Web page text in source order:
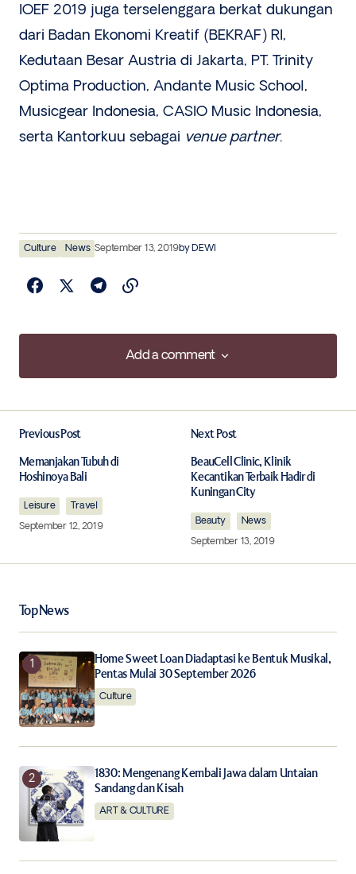
IOEF 2019 juga terselenggara berkat dukungan
dari Badan Ekonomi Kreatif (BEKRAF) RI,
Kedutaan Besar Austria di Jakarta, PT. Trinity
Optima Production, Andante Music School,
Musicgear Indonesia, CASIO Music Indonesia,
serta Kantorkuu sebagai venue partner.
Culture News September 13, 2019byDEWI
Add a comment
Add a comment
Required fields are marked*
Comment
Your Name
Your E-mail*
Save my name, email, and website in this browser for
the next time I comment.
Notify me of new posts by email.
Submit Comment
Previous Post
Memanjakan Tubuh di
Hoshinoya Bali
Leisure
Travel
September 12, 2019
Next Post
BeauCell Clinic, Klinik
Kecantikan Terbaik Hadir di
Kuningan City
Beauty
News
September 13, 2019
Top News
Home Sweet Loan Diadaptasi ke Bentuk Musikal,
Pentas Mulai 30 September 2026
Culture
1830: Mengenang Kembali Jawa dalam Untaian
Sandang dan Kisah
ART & CULTURE